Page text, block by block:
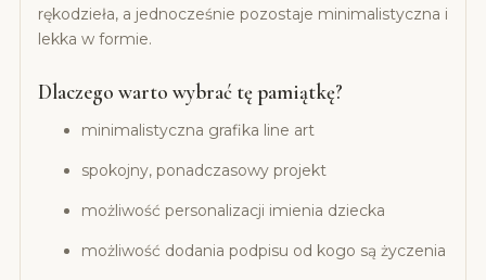
rękodzieła, a jednocześnie pozostaje minimalistyczna i
lekka w formie.
Dlaczego warto wybrać tę pamiątkę?
minimalistyczna grafika line art
spokojny, ponadczasowy projekt
możliwość personalizacji imienia dziecka
możliwość dodania podpisu od kogo są życzenia